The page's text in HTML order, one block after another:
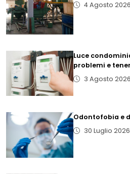
4 Agosto 2026
Luce
problemi e
3 Agosto 2026
Odontofobia e
30 Luglio 2026